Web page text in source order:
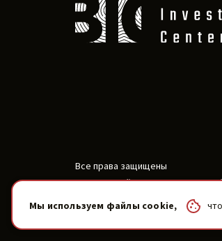
Все права защищены
Беларусский
Мы используем файлы cookie,